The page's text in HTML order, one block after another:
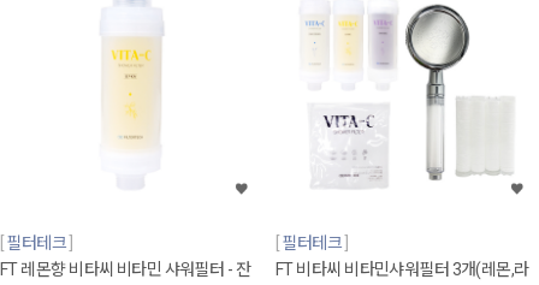
필터테크
FT 레몬향 비타씨 비타민 샤워필터 - 잔
필터테크
FT 비타씨 비타민샤워필터 3개(레몬,라